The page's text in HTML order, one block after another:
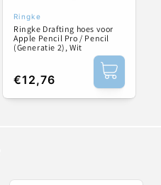
Verkoper:
Ringke
Ringke Drafting hoes voor
Apple Pencil Pro / Pencil
(Generatie 2), Wit
Normale
prijs
€12,76